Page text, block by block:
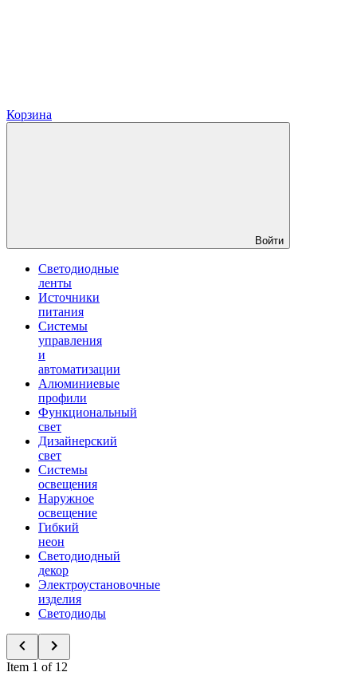
Корзина
Войти
Светодиодные
ленты
Источники
питания
Системы
управления
и
автоматизации
Алюминиевые
профили
Функциональный
свет
Дизайнерский
свет
Системы
освещения
Наружное
освещение
Гибкий
неон
Светодиодный
декор
Электроустановочные
изделия
Светодиоды
Item 1 of 12